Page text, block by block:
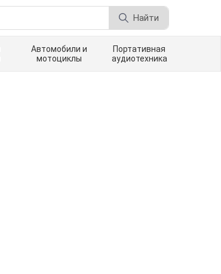
Найти
Автомобили и
мотоциклы
Портативная
аудиотехника